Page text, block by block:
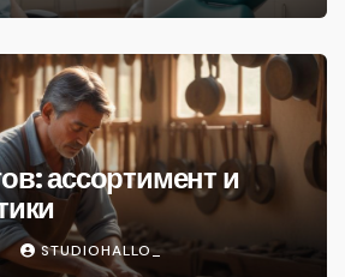
ассортимент и
STUDIOHALLO_